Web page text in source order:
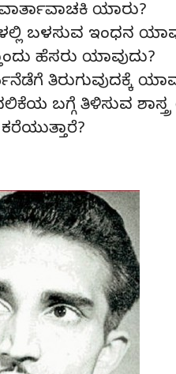
ಯಾರು?
ಬಳಸುವ ಇಂಧನ
ಹೆಸರು ಯಾವುದು?
ತಿರುಗುವುದಕ್ಕೆ
ಬಗ್ಗೆ ತಿಳಿಸುವ